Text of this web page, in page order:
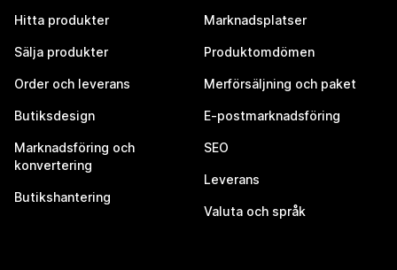
Hitta produkter
Sälja produkter
Order och leverans
Butiksdesign
Marknadsföring och
konvertering
Butikshantering
Marknadsplatser
Produktomdömen
Merförsäljning och paket
E-postmarknadsföring
SEO
Leverans
Valuta och språk